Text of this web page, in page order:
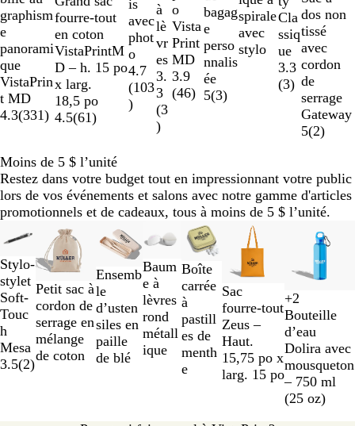
graphism
e
panorami
que
VistaPrin
t MD
4.3(331)
o
i
r
à
d
e
u
o
n
s
a
t
u
r
e
fourre-tout
en coton
VistaPrintM
D – h. 15 po
x larg.
18,5 po
4.5(61)
is
avec
phot
o
4.7
(103
)
à
lè
vr
es
3.
3
(3
)
o
Vista
Print
MD
3.9
(46)
bagag
e
perso
nnalis
ée
5(3)
g
e
u
t
r
spirale
avec
stylo
e
Cla
ssiq
ue
3.3
(3)
o
i
r
l
e
u
r
o
i
r
a
n
g
e
o
u
g
e
dos non
tissé
avec
cordon
de
serrage
Gateway
5(2)
9
Moins de 5 $ l’unité
Restez dans votre budget tout en impressionnant votre public
lors de vos événements et salons avec notre gamme d'articles
promotionnels et de cadeaux, tous à moins de 5 $ l’unité.
R
o
u
g
e
T
a
u
p
e
B
l
e
u
e
N
o
i
r
Stylo-
stylet
Soft-
Touc
h
Mesa
3.5(2)
Nouveau
Petit sac à
cordon de
serrage en
mélange
de coton
B
e
i
g
e
B
l
e
u
g
i
Ensemb
le
d’usten
siles en
paille
de blé
O
r
A
r
g
e
n
t
Baum
e à
lèvres
rond
métall
ique
B
l
a
n
c
N
o
i
r
A
r
g
e
n
t
O
r
Boîte
carrée
à
pastill
es de
menth
e
N
o
i
r
B
l
e
u
r
o
B
l
a
n
c
R
o
u
g
e
Sac
fourre-tout
Zeus –
Haut.
15,75 po x
larg. 15 po
Nouveau
T
r
a
n
s
a
R
o
u
g
e
O
r
a
n
g
B
l
e
u
r
i
+2
Bouteille
d’eau
Dolira avec
mousqueton
– 750 ml
(25 oz)
Diapositives
1
à
2
sur
7